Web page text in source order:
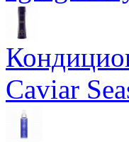
Caviar